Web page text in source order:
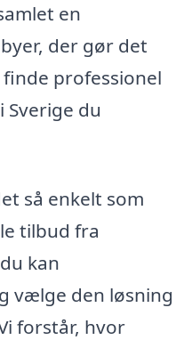
en
der gør det
professionel
du
så enkelt som
tilbud fra
kan
vælge den løsning
forstår, hvor